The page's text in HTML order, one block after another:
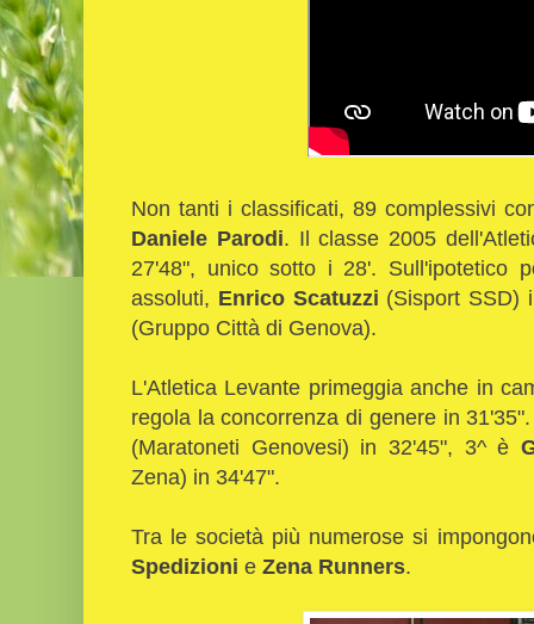
Non tanti i classificati, 89 complessivi
Daniele Parodi. Il classe 2005
27'48", unico sotto i 28'. Sull'ipotetico
assoluti, Enrico Scatuzzi (Sisport SSD)
(Gruppo Città di Genova).
L'Atletica Levante primeggia anche in
regola la concorrenza di genere in
(Maratoneti Genovesi) in 32'45", 3^ è
Zena) in 34'47".
Tra le società più numerose si
Spedizioni e Zena Runners.